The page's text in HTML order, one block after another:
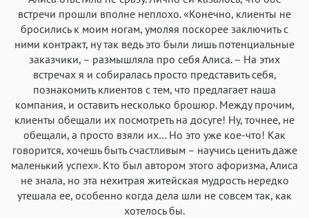
встречи прошли вполне неплохо. «Конечно, клиенты не
бросились к моим ногам, умоляя поскорее заключить с
ними контракт, ну так ведь это были лишь потенциальные
заказчики, – размышляла про себя Алиса. – На этих
встречах я и собиралась просто представить себя,
познакомить клиентов с тем, что предлагает наша
компания, и оставить несколько брошюр. Между прочим,
клиенты обещали их посмотреть на досуге! Ну, точнее, не
обещали, а просто взяли их… Но это уже кое-что! Как
говорится, хочешь быть счастливым – научись ценить даже
маленький успех». Кто был автором этого афоризма, Алиса
не знала, но эта нехитрая житейская мудрость нередко
утешала ее, особенно когда дела шли не совсем так, как
хотелось бы.